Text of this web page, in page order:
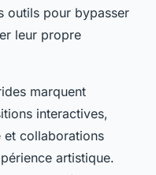
outils pour bypasser
leur propre
marquent
interactives,
et collaborations
artistique.